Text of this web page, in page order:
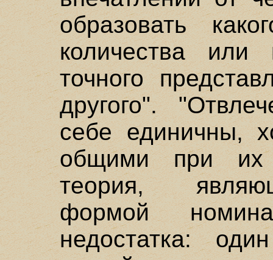
образовать
количества или
точного
другого".
себе единичны,
общими при их
теория,
формой
недостатка: